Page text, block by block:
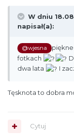
W dniu
napisał(a):
@wjesna
piękne
fotkach
dwa lata
I
Tęsknota to dobra
Cytuj